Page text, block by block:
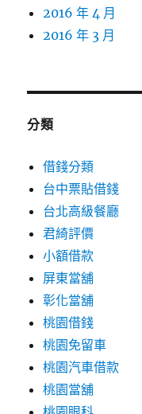
2016 年 4 月
2016 年 3 月
分類
借錢分類
台中票貼借錢
台北高級餐廳
君綺評價
小額借款
屏東當舖
彰化當舖
桃園借錢
桃園免留車
桃園汽車借款
桃園當舖